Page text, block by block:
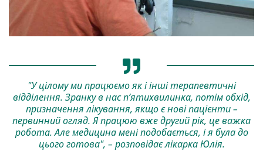
"У цілому ми працюємо як і інші терапевтичні
відділення. Зранку в нас п’ятихвилинка, потім обхід,
призначення лікування, якщо є нові пацієнти –
первинний огляд. Я працюю вже другий рік, це важка
робота. Але медицина мені подобається, і я була до
цього готова", – розповідає лікарка Юлія.